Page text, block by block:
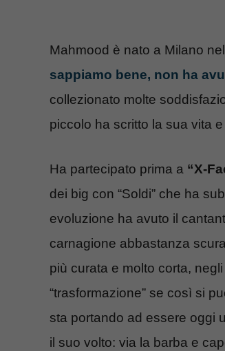
Mahmood è nato a Milano
sappiamo bene, non ha
collezionato molte
piccolo ha scritto la sua vita
Ha partecipato prima a “X-
dei big con “Soldi” che ha
evoluzione ha avuto il
carnagione abbastanza
più curata e molto corta,
“trasformazione” se così si
sta portando ad essere oggi
il suo volto: via la barba e